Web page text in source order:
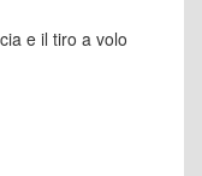
e il tiro a volo